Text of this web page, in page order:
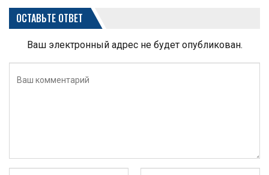
ОСТАВЬТЕ ОТВЕТ
Ваш электронный адрес не будет опубликован.